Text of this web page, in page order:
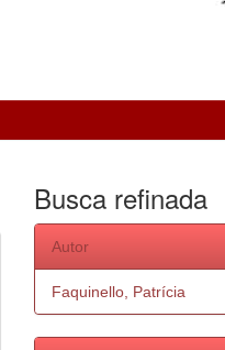
Busca refinada
Autor
Faquinello, Patrícia